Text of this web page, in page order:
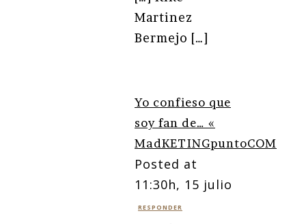
Martinez
Bermejo […]
Yo confieso que
soy fan de… «
MadKETINGpuntoCOM
Posted at
11:30h, 15 julio
RESPONDER